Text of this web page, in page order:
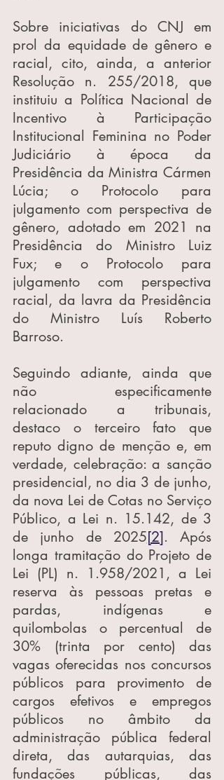
Sobre iniciativas do CNJ em
prol da equidade de gênero e
racial, cito, ainda, a anterior
Resolução n. 255/2018, que
instituiu a Política Nacional de
Incentivo à Participação
Institucional Feminina no Poder
Judiciário à época da
Presidência da Ministra Cármen
Lúcia; o Protocolo para
julgamento com perspectiva de
gênero, adotado em 2021 na
Presidência do Ministro Luiz
Fux; e o Protocolo para
julgamento com perspectiva
racial, da lavra da Presidência
do Ministro Luís Roberto
Barroso.
Seguindo adiante, ainda que
não especificamente
relacionado a tribunais,
destaco o terceiro fato que
reputo digno de menção e, em
verdade, celebração: a sanção
presidencial, no dia 3 de junho,
da nova Lei de Cotas no Serviço
Público, a Lei n. 15.142, de 3
de junho de 2025[2]. Após
longa tramitação do Projeto de
Lei (PL) n. 1.958/2021, a Lei
reserva às pessoas pretas e
pardas, indígenas e
quilombolas o percentual de
30% (trinta por cento) das
vagas oferecidas nos concursos
públicos para provimento de
cargos efetivos e empregos
públicos no âmbito da
administração pública federal
direta, das autarquias, das
fundações públicas, das